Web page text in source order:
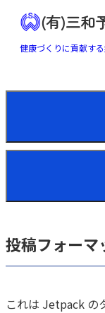
(有)三和
健康づくりに貢献す
投稿フォー
これは Jetpack の